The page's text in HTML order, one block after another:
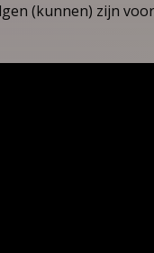
(kunnen) zijn